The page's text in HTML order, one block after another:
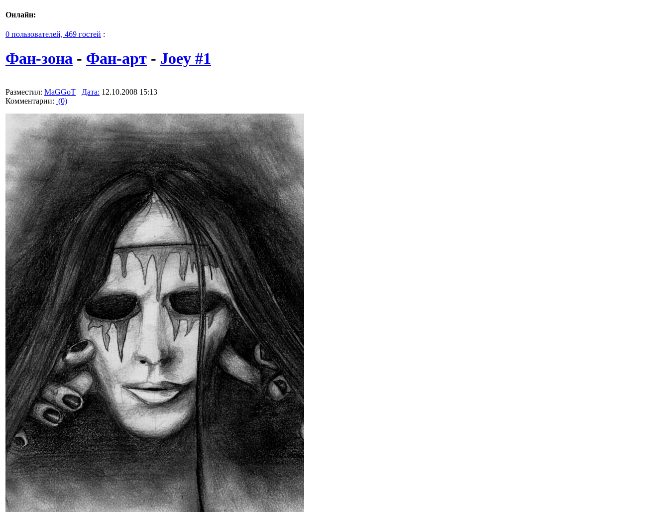
Онлайн:
0 пользователей, 469 гостей :
Фан-зона - Фан-арт - Joey #1
Разместил: MaGGoT Дата: 12.10.2008 15:13
Комментарии: (0)